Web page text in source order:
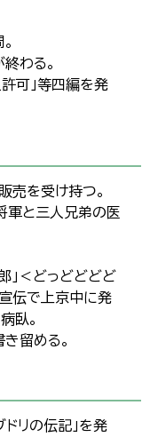
わる。
許可」等四編を発
売を受け持つ。
軍と三人兄弟の医
」＜どっどどどど
伝で上京中に発
臥。
留める。
ドリの伝記」を発